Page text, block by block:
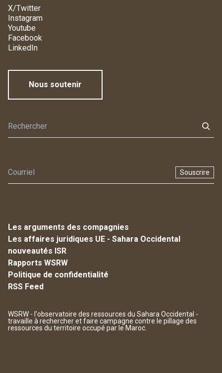
X/Twitter
Instagram
Youtube
Facebook
LinkedIn
Nous soutenir
Souscrire
Les arguments des compagnies
Les affaires juridiques UE - Sahara Occidental
nouveautés ISR
Rapports WSRW
Politique de confidentialité
RSS Feed
WSRW - l'observatoire des ressources du Sahara Occidental -
travaille à rechercher et faire campagne contre le pillage des
ressources du territoire occupé par le Maroc.